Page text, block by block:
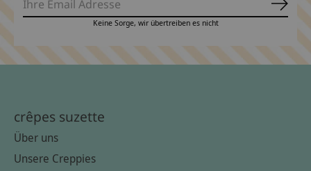
Keine Sorge, wir übertreiben es nicht
crêpes suzette
Über uns
Unsere Creppies